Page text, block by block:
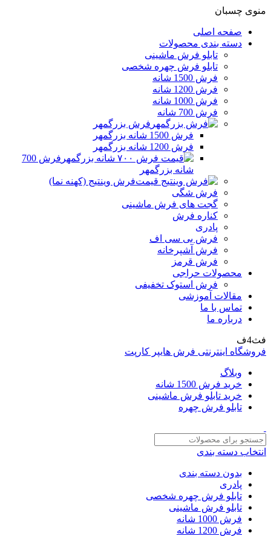
منوی چسبان
صفحه اصلی
دسته بندی محصولات
تابلو فرش ماشینی
تابلو فرش چهره شخصی
فرش 1500 شانه
فرش 1200 شانه
فرش 1000 شانه
فرش 700 شانه
فرش بزرگمهر
فرش 1500 شانه بزرگمهر
فرش 1200 شانه بزرگمهر
فرش 700
شانه بزرگمهر
فرش وینتیج (کهنه نما)
فرش شگی
گجت های فرش ماشینی
کناره فرش
پادری
فرش بی سی اف
فرش آشپرخانه
فرش قرمز
محصولات حراجی
فرش استوک تخفیفی
مقالات آموزشی
تماس با ما
درباره ما
فث4ف
فروشگاه اینترنتی فرش هایپر کارپت
وبلاگ
خرید فرش 1500 شانه
خرید تابلو فرش ماشینی
تابلو فرش چهره
انتخاب دسته بندی
بدون دسته بندی
پادری
تابلو فرش چهره شخصی
تابلو فرش ماشینی
فرش 1000 شانه
فرش 1200 شانه